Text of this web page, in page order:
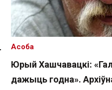
Спасылка без VPN
Юрый Хашчавацкі:
дажыць годна».
Асоба